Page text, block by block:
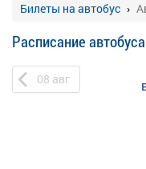
Билеты на автобус
Расписание
08 авг